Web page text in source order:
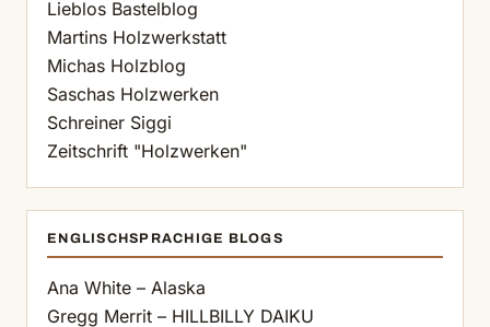
Lieblos Bastelblog
Martins Holzwerkstatt
Michas Holzblog
Saschas Holzwerken
Schreiner Siggi
Zeitschrift "Holzwerken"
ENGLISCHSPRACHIGE BLOGS
Ana White – Alaska
Gregg Merrit – HILLBILLY DAIKU